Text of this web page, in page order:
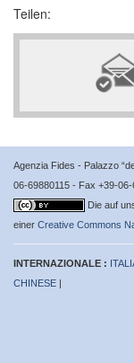
Teilen:
Agenzia Fides - Palazzo
06-69880115 - Fax +39-
Die auf
einer Creative Commons
INTERNAZIONALE :
CHINESE |